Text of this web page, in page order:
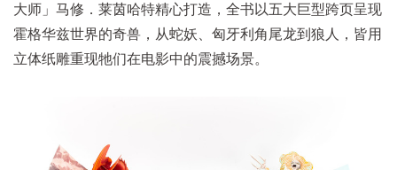
大师」马修．莱茵哈特精心打造，全书以五大巨型跨页呈现
霍格华兹世界的奇兽，从蛇妖、匈牙利角尾龙到狼人，皆用
立体纸雕重现牠们在电影中的震撼场景。